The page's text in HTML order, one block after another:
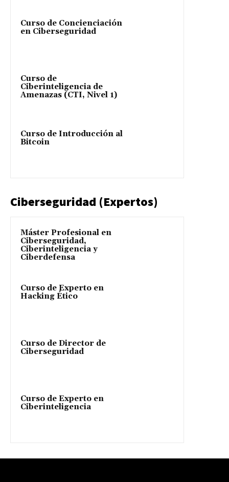
Curso de Concienciación
en Ciberseguridad
Curso de
Ciberinteligencia de
Amenazas (CTI, Nivel 1)
Curso de Introducción al
Bitcoin
Ciberseguridad (Expertos)
Máster Profesional en
Ciberseguridad,
Ciberinteligencia y
Ciberdefensa
Curso de Experto en
Hacking Ético
Curso de Director de
Ciberseguridad
Curso de Experto en
Ciberinteligencia